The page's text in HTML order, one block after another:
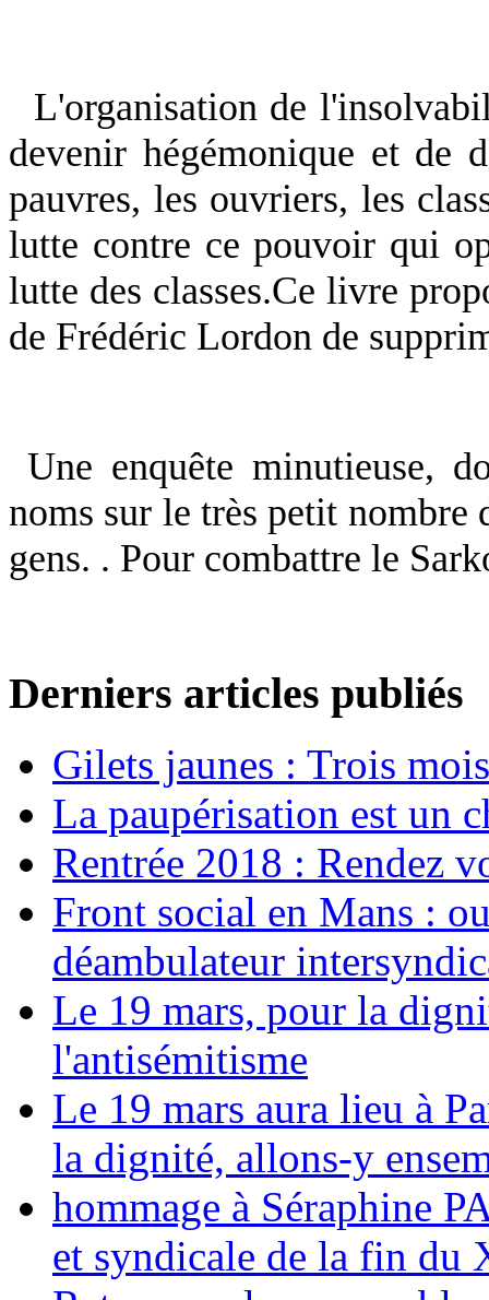
L'organisation de
devenir hégémonique et de
pauvres, les ouvriers, les
lutte contre ce pouvoir qui
lutte des classes.Ce livre
de Frédéric Lordon de
Une enquête minutieuse,
noms sur le très petit
gens. . Pour combattre le
Derniers articles publiés
Gilets jaunes : Trois
La paupérisation est un
Rentrée 2018 : Rendez
Front social en Mans :
déambulateur
Le 19 mars, pour la
l'antisémitisme
Le 19 mars aura lieu à
la dignité, allons-y
hommage à Séraphine
et syndicale de la fin du